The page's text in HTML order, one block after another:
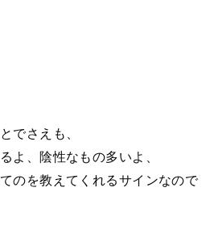
でさえも、
よ、陰性なもの多いよ、
のを教えてくれるサインなので